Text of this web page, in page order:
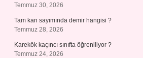
Temmuz 30, 2026
Tam kan sayımında demir hangisi ?
Temmuz 28, 2026
Karekök kaçıncı sınıfta öğreniliyor ?
Temmuz 24, 2026